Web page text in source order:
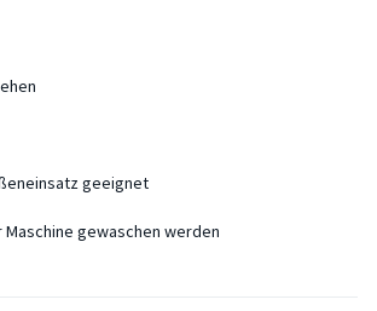
geeignet
Maschine gewaschen werden